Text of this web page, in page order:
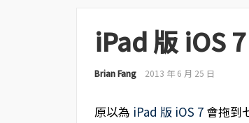
iPad 版 iOS
Brian Fang 2013 年 6 月 25 日
原以為 iPad 版 iOS 7會拖到